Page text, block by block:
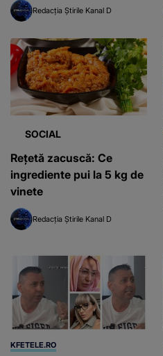
Redacția Știrile Kanal D
SOCIAL
Reţetă zacuscă: Ce
ingrediente pui la 5 kg de
vinete
Redacția Știrile Kanal D
KFETELE.RO